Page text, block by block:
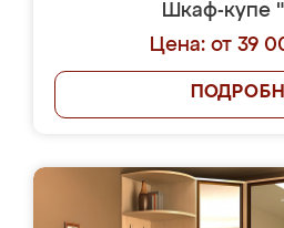
Шкаф-купе
Цена: от 39